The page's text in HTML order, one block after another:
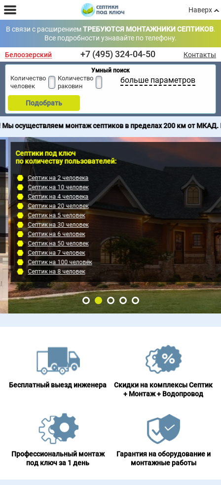
Наверх
В связи с расширениемТРЕБУЮТСЯ МОНТАЖНИКИ СЕПТИКОВ.
Все подробности узнавайте по телефону.
Белоозерский +7 (495) 324-04-50 Контакты
Умный поиск
Количество
человек
Количество
раковин
больше параметров
Подобрать
монтаж септиков в пределах 200 км от МКАД. Продажа
Септики под ключ
по количеству пользователей:
Септик на 2 человека
Септик на 10 человек
Септик на 4 человека
Септик на 20 человек
Септик на 5 человек
Септик на 30 человек
Септик на 6 человек
Септик на 50 человек
Септик на 7 человек
Септик на 100 человек
Септик на 8 человек
Бесплатный выезд инженера
Скидки на комплексы Септик
+ Монтаж + Водопровод
Профессиональный монтаж
под ключ за 1 день
Гарантия на оборудование и
монтажные работы